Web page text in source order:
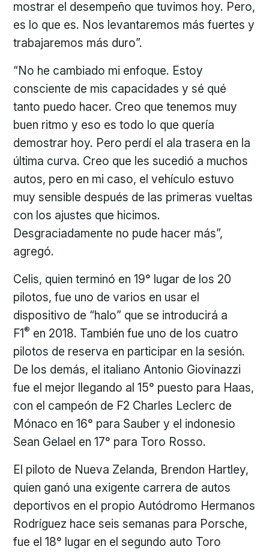
mostrar el desempeño que tuvimos hoy. Pero,
es lo que es. Nos levantaremos más fuertes y
trabajaremos más duro”.
“No he cambiado mi enfoque. Estoy
consciente de mis capacidades y sé qué
tanto puedo hacer. Creo que tenemos muy
buen ritmo y eso es todo lo que quería
demostrar hoy. Pero perdí el ala trasera en la
última curva. Creo que les sucedió a muchos
autos, pero en mi caso, el vehículo estuvo
muy sensible después de las primeras vueltas
con los ajustes que hicimos.
Desgraciadamente no pude hacer más”,
agregó.
Celis, quien terminó en 19° lugar de los 20
pilotos, fue uno de varios en usar el
dispositivo de “halo” que se introducirá a
F1® en 2018. También fue uno de los cuatro
pilotos de reserva en participar en la sesión.
De los demás, el italiano Antonio Giovinazzi
fue el mejor llegando al 15° puesto para Haas,
con el campeón de F2 Charles Leclerc de
Mónaco en 16° para Sauber y el indonesio
Sean Gelael en 17° para Toro Rosso.
El piloto de Nueva Zelanda, Brendon Hartley,
quien ganó una exigente carrera de autos
deportivos en el propio Autódromo Hermanos
Rodríguez hace seis semanas para Porsche,
fue el 18° lugar en el segundo auto Toro